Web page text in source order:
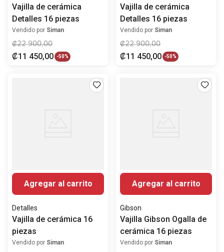
Vajilla de cerámica
Detalles 16 piezas
Vendido por Siman
₡22 900,00
₡11 450,00 -50%
Vajilla de cerámica
Detalles 16 piezas
Vendido por Siman
₡22 900,00
₡11 450,00 -50%
Agregar al carrito
Detalles
Vajilla de cerámica 16
piezas
Vendido por Siman
Agregar al carrito
Gibson
Vajilla Gibson Ogalla de
cerámica 16 piezas
Vendido por Siman